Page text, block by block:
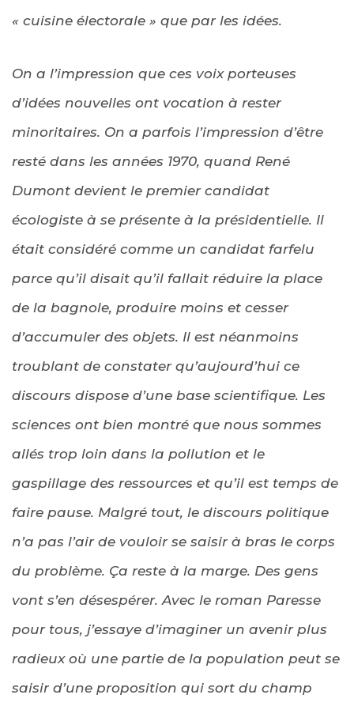
« cuisine électorale » que par les idées.
On a l’impression que ces voix porteuses
d’idées nouvelles ont vocation à rester
minoritaires. On a parfois l’impression d’être
resté dans les années 1970, quand René
Dumont devient le premier candidat
écologiste à se présente à la présidentielle. Il
était considéré comme un candidat farfelu
parce qu’il disait qu’il fallait réduire la place
de la bagnole, produire moins et cesser
d’accumuler des objets. Il est néanmoins
troublant de constater qu’aujourd’hui ce
discours dispose d’une base scientifique. Les
sciences ont bien montré que nous sommes
allés trop loin dans la pollution et le
gaspillage des ressources et qu’il est temps de
faire pause. Malgré tout, le discours politique
n’a pas l’air de vouloir se saisir à bras le corps
du problème. Ça reste à la marge. Des gens
vont s’en désespérer. Avec le roman Paresse
pour tous, j’essaye d’imaginer un avenir plus
radieux où une partie de la population peut se
saisir d’une proposition qui sort du champ